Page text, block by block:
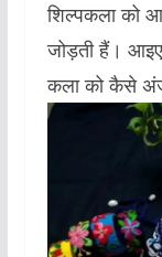
शिल्पकला को
जोड़ती हैं।
कला को कैसे